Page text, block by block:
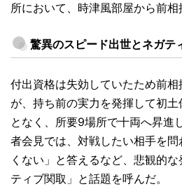
所において、時津風部屋から前相
驚異のスピード出世とネガテ
付出資格は失効していたため前
が、持ち前の実力を発揮して初
となく、所要9場所で十両へ昇進
者会見では、対戦したい相手を
くない」と答えるなど、悲観的
ティブ関取」と話題を呼んだ。